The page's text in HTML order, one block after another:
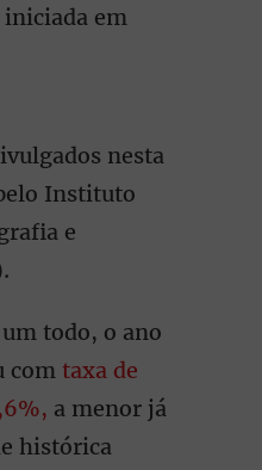
em
nesta
Instituto
e
todo, o ano
com taxa de
a menor já
histórica